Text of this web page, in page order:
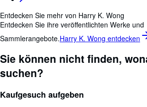
Entdecken Sie mehr von Harry K. Wong
Entdecken Sie ihre veröffentlichten Werke und
Sammlerangebote.Harry K. Wong entdecken
Sie können nicht finden,
suchen?
Kaufgesuch aufgeben